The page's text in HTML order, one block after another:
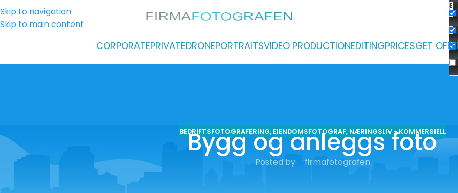
Skip to navigation
Skip to main content
CORPORATEPRIVATEDRONEPORTRAITSVIDEO PRODUCTIONEDITINGPRICESGET
BEDRIFTSFOTOGRAFERING, EIENDOMSFOTOGRAF, NÆRINGSLIV - KOMMERSIELL
Bygg og anleggs foto
Posted by firmafotografen
Fotograf til bygg og anleggs fotografering